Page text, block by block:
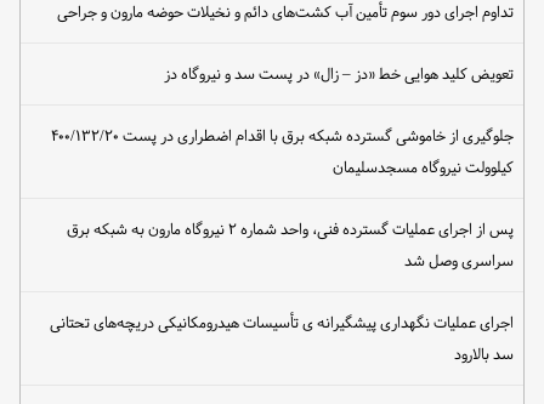
تداوم اجرای دور سوم تأمین آب کشت‌های دائم و نخیلات حوضه مارون و جراحی
تعویض کلید هوایی خط «دز – زال» در پست سد و نیروگاه دز
جلوگیری از خاموشی گسترده شبکه برق با اقدام اضطراری در پست ۴۰۰/۱۳۲/۲۰
کیلوولت نیروگاه مسجدسلیمان
پس از اجرای عملیات گسترده فنی، واحد شماره ۲ نیروگاه مارون به شبکه برق
سراسری وصل شد
اجرای عملیات نگهداری پیشگیرانه ی تأسیسات هیدرومکانیکی دریچه‌های تحتانی
سد بالارود